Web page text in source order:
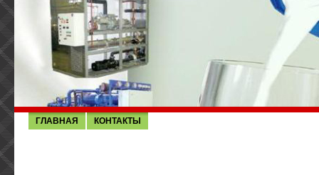
ГЛАВНАЯ КОНТАКТЫ